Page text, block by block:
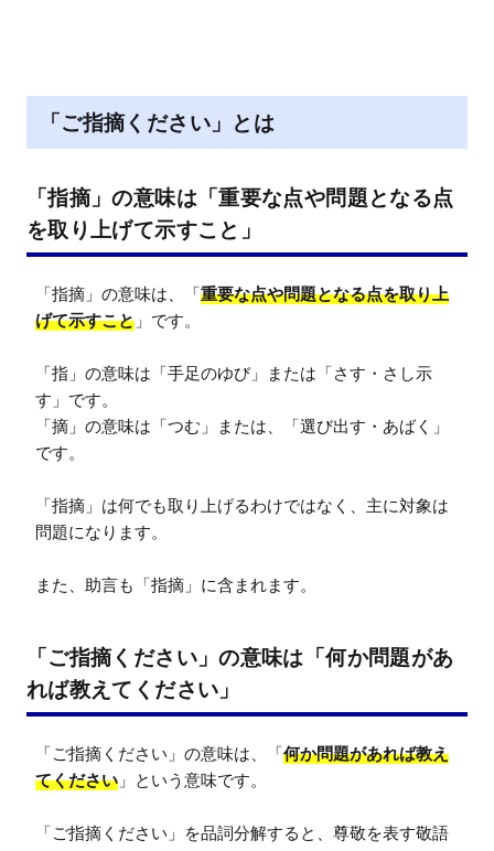
「ご指摘ください」とは
「指摘」の意味は「重要な点や問題となる点
を取り上げて示すこと」
「指摘」の意味は、「重要な点や問題となる点を取り上
げて示すこと 」です。
「指」の意味は「手足のゆび」または「さす・さし示
す」です。
「摘」の意味は「つむ」または、「選び出す・あばく」
です。
「指摘」は何でも取り上げるわけではなく、主に対象は
問題になります。
また、助言も「指摘」に含まれます。
「ご指摘ください」の意味は「何か問題があ
れば教えてください」
「ご指摘ください」の意味は、「何か問題があれば教え
てください 」という意味です。
「ご指摘ください」を品詞分解すると、尊敬を表す敬語